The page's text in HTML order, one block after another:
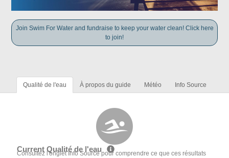
Join Swim For Water and fundraise to keep your water clean! Click here
to join!
Qualité de l'eau À propos du guide Météo Info Source
Current Qualité de l'eau
Consultez l'onglet Info Source pour comprendre ce que ces résultats